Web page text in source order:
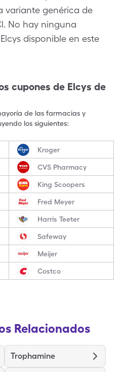
variante genérica de
No hay ninguna
disponible en este
cupones de Elcys de
de las farmacias y
los siguientes:
Kroger
CVS Pharmacy
King Scoopers
Fred Meyer
Harris Teeter
Safeway
Meijer
Costco
Relacionados
Trophamine